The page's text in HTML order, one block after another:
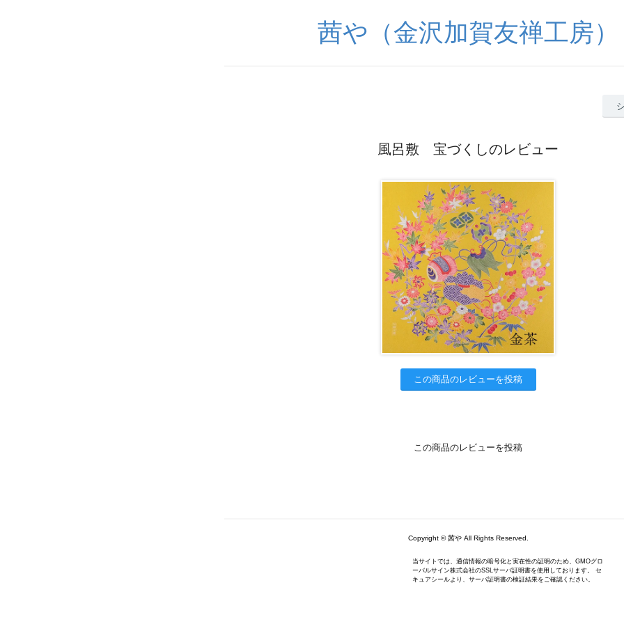
茜や（金沢加賀友禅工房）
風呂敷 宝づくしのレビュー
この商品のレビューを投稿
この商品のレビューを投稿
Copyright © 茜や All Rights Reserved.
当サイトでは、通信情報の暗号化と実在性の証明のため、GMOグロ
ーバルサイン株式会社のSSLサーバ証明書を使用しております。 セ
キュアシールより、サーバ証明書の検証結果をご確認ください。